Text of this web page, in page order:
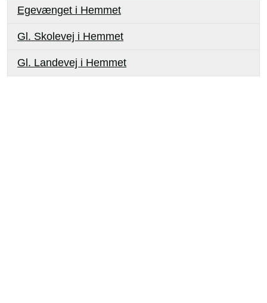
Egevænget i Hemmet
Gl. Skolevej i Hemmet
Gl. Landevej i Hemmet